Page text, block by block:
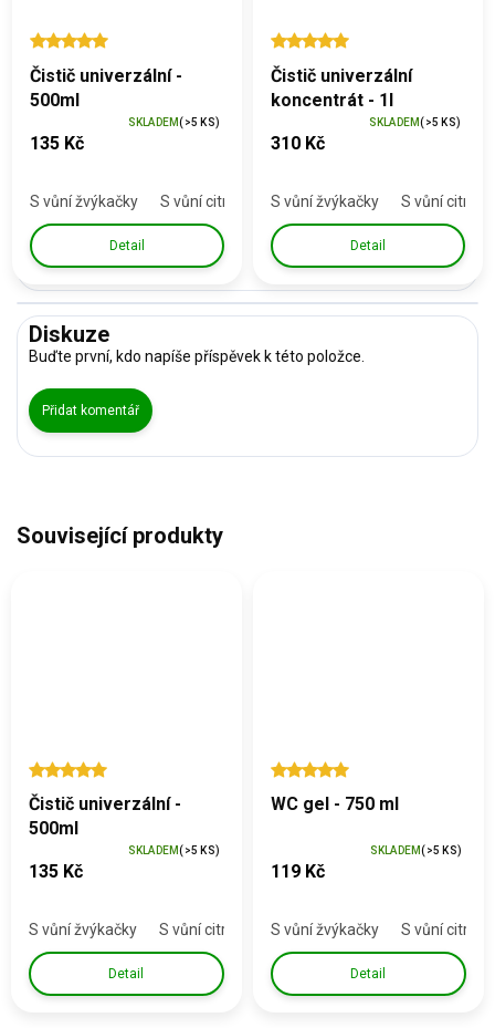
Čistič univerzální -
500ml
135 Kč
SKLADEM(>5 KS)
S vůní žvýkačky S vůní citronu & tea tree Bez parfemace
Detail
Čistič univerzální
koncentrát - 1l
310 Kč
SKLADEM(>5 KS)
S vůní žvýkačky S vůní
Detail
Diskuze
Buďte první, kdo napíše příspěvek k této položce.
Přidat komentář
Související produkty
Čistič univerzální -
500ml
135 Kč
SKLADEM(>5 KS)
S vůní žvýkačky S vůní citronu & tea tree Bez parfemace
Detail
WC gel - 750 ml
119 Kč
SKLADEM(>5 KS)
S vůní žvýkačky S vůní
Detail